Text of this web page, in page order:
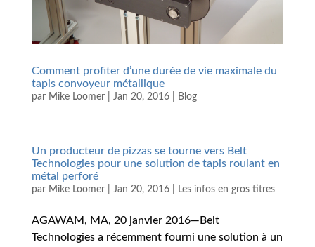
Comment profiter d’une durée de vie maximale du
tapis convoyeur métallique
par Mike Loomer| Jan 20, 2016| Blog
Un producteur de pizzas se tourne vers Belt
Technologies pour une solution de tapis roulant en
métal perforé
par Mike Loomer| Jan 20, 2016| Les infos en gros titres
AGAWAM, MA, 20 janvier 2016—Belt
Technologies a récemment fourni une solution à un